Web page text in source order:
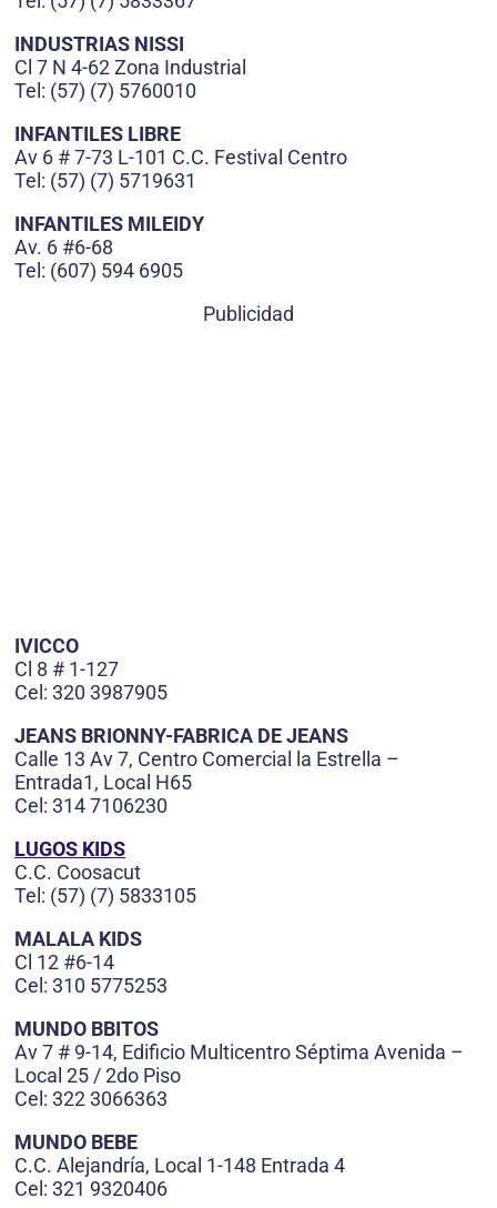
INDUSTRIAS NISSI
Cl 7 N 4-62 Zona Industrial
Tel: (57) (7) 5760010
INFANTILES LIBRE
Av 6 # 7-73 L-101 C.C. Festival Centro
Tel: (57) (7) 5719631
INFANTILES MILEIDY
Av. 6 #6-68
Tel: (607) 594 6905
Publicidad
IVICCO
Cl 8 # 1-127
Cel: 320 3987905
JEANS BRIONNY-FABRICA DE JEANS
Calle 13 Av 7, Centro Comercial la Estrella –
Entrada1, Local H65
Cel: 314 7106230
LUGOS KIDS
C.C. Coosacut
Tel: (57) (7) 5833105
MALALA KIDS
Cl 12 #6-14
Cel: 310 5775253
MUNDO BBITOS
Av 7 # 9-14, Edificio Multicentro Séptima Avenida –
Local 25 / 2do Piso
Cel: 322 3066363
MUNDO BEBE
C.C. Alejandría, Local 1-148 Entrada 4
Cel: 321 9320406